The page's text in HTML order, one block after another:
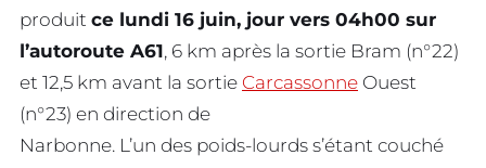
produit ce lundi 16 juin, jour vers 04h00 sur
l’autoroute A61, 6 km après la sortie Bram (n°22)
et 12,5 km avant la sortie Carcassonne Ouest
(n°23) en direction de
Narbonne. L’un des poids-lourds s’étant couché